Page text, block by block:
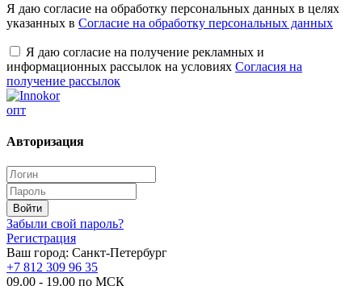
Я даю согласие на обработку персональных данных в целях
указанных в Согласие на обработку персональных данных
Я даю согласие на получение рекламных и
информационных рассылок на условиях Согласия на
получение рассылок
опт
Авторизация
Забыли свой пароль?
Регистрация
Ваш город: Санкт-Петербург
+7 812 309 96 35
09.00 - 19.00 по МСК